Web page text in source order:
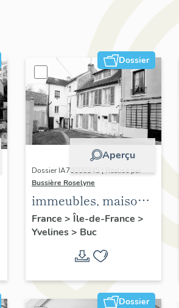
Dossier
Aperçu
Dossier IA78000345 | Réalisé par
Bussière Roselyne
immeubles, maisons,
fermes
France > Île-de-France >
Yvelines> Buc
Dossier